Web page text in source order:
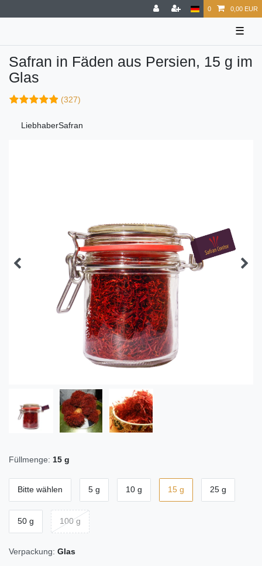
0 0,00 EUR
☰
Safran in Fäden aus Persien, 15 g im
Glas
(327)
LiebhaberSafran
Füllmenge: 15 g
Bitte wählen 5 g 10 g 15 g 25 g
50 g 100 g
Verpackung: Glas